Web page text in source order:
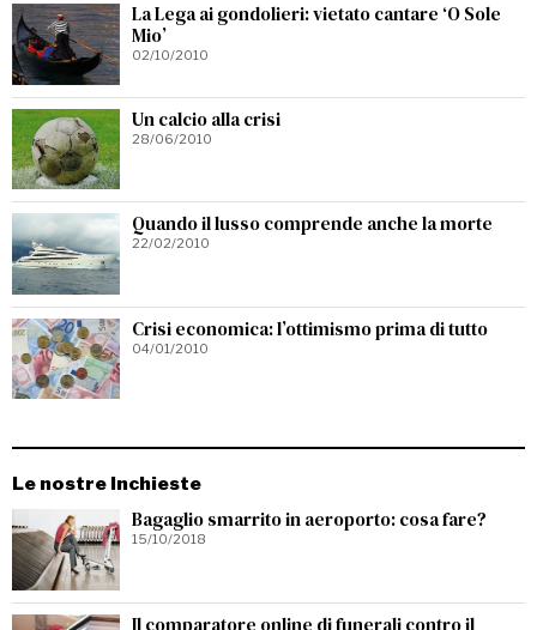
La Lega ai gondolieri: vietato cantare ‘O Sole
Mio’
02/10/2010
Un calcio alla crisi
28/06/2010
Quando il lusso comprende anche la morte
22/02/2010
Crisi economica: l’ottimismo prima di tutto
04/01/2010
Le nostre Inchieste
Bagaglio smarrito in aeroporto: cosa fare?
15/10/2018
Il comparatore online di funerali contro il